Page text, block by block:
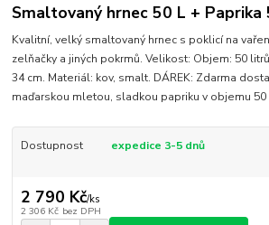
Smaltovaný hrnec 50 L + Paprika
Kvalitní, velký smaltovaný hrnec s poklicí na
zelňačky a jiných pokrmů. Velikost: Objem: 50
34 cm. Materiál: kov, smalt. DÁREK: Zdarma
maďarskou mletou, sladkou papriku v objemu 50
Dostupnost expedice 3-5 dnů
2 790 Kč/ks
2 306 Kč bez DPH